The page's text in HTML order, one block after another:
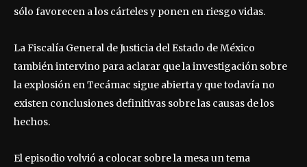
sólo favorecen a los cárteles y ponen en riesgo vidas.
La Fiscalía General de Justicia del Estado de México
también intervino para aclarar que la investigación sobre
la explosión en Tecámac sigue abierta y que todavía no
existen conclusiones definitivas sobre las causas de los
hechos.
El episodio volvió a colocar sobre la mesa un tema